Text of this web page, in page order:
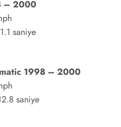
– 2000
saniye
1998 – 2000
saniye